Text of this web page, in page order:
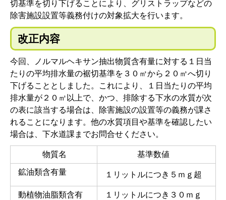
切基準を切り下げることにより、グリストラップなどの
除害施設設置等義務付けの対象拡大を行います。
改正内容
今回、ノルマルヘキサン抽出物質含有量に対する１日当
たりの平均排水量の裾切基準を３０㎥から２０㎥へ切り
下げることとしました。これにより、１日当たりの平均
排水量が２０㎥以上で、かつ、排除する下水の水質が次
の表に該当する場合は、除害施設の設置等の義務が課さ
れることになります。他の水質項目や基準を確認したい
場合は、下水道課までお問合せください。
物質名
基準数値
鉱油類含有量
１リットルにつき５ｍｇ超
動植物油脂類含有
１リットルにつき３０ｍｇ